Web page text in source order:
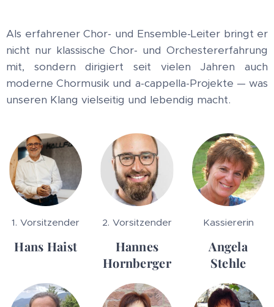
Als erfahrener Chor- und Ensemble-Leiter bringt er
nicht nur klassische Chor- und Orchestererfahrung
mit, sondern dirigiert seit vielen Jahren auch
moderne Chormusik und a-cappella-Projekte — was
unseren Klang vielseitig und lebendig macht.
1. Vorsitzender
Hans Haist
2. Vorsitzender
Hannes
Hornberger
Kassiererin
Angela
Stehle